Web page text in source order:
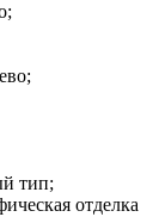
тип;
отделка